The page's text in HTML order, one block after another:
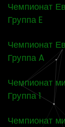
Чемпионат
Группа E
Чемпионат
Группа A
Чемпионат
Группа 1
Чемпионат